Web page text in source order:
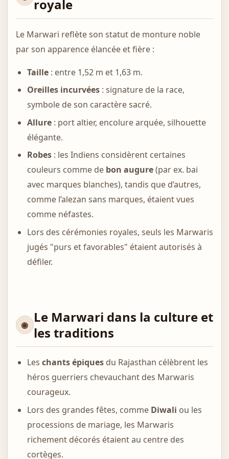
royale
Le Marwari reflète son statut de monture noble
par son apparence élancée et fière :
Taille: entre 1,52 m et 1,63 m.
Oreilles incurvées: signature de la race,
symbole de son caractère sacré.
Allure: port altier, encolure arquée, silhouette
élégante.
Robes: les Indiens considèrent certaines
couleurs comme de bon augure(par ex. bai
avec marques blanches), tandis que d’autres,
comme l’alezan sans marques, étaient vues
comme néfastes.
Lors des cérémonies royales, seuls les Marwaris
jugés "purs et favorables" étaient autorisés à
défiler.
Le Marwari dans la culture et
les traditions
Les chants épiquesdu Rajasthan célèbrent les
héros guerriers chevauchant des Marwaris
courageux.
Lors des grandes fêtes, comme Diwali ou les
processions de mariage, les Marwaris
richement décorés étaient au centre des
cortèges.